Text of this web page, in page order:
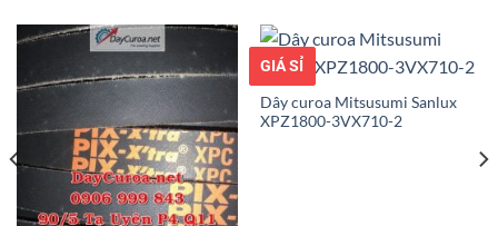
GIÁ TỐT
GIÁ SỈ
Dây curoa Mitsusumi Sanlux
XPZ1800-3VX710-2